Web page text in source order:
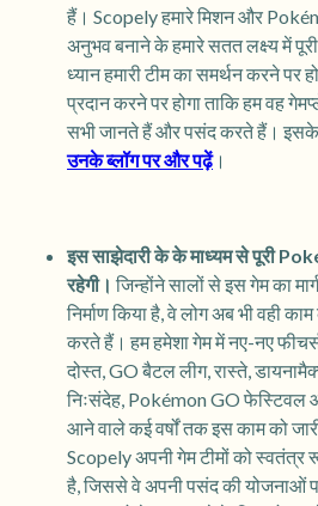
हैं। Scopely हमारे मिशन और
अनुभव बनाने के हमारे सतत लक्ष्य में
ध्यान हमारी टीम का समर्थन करने
प्रदान करने पर होगा ताकि हम वह
सभी जानते हैं और पसंद करते हैं। इसके
उनके ब्लॉग पर और पढ़ें।
इस साझेदारी के के माध्यम से पूरी
रहेगी। जिन्होंने सालों से इस गेम का
निर्माण किया है, वे लोग अब भी वही
करते हैं। हम हमेशा गेम में नए-नए
दोस्त, GO बैटल लीग, रास्ते,
निःसंदेह, Pokémon GO फेस्टिवल
आने वाले कई वर्षों तक इस काम को
Scopely अपनी गेम टीमों को स्वतंत्र
है, जिससे वे अपनी पसंद की योजनाओं